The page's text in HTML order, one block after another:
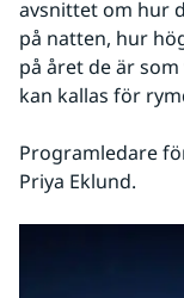
avsnittet om hur
på natten, hur
på året de är
kan kallas för
Programledare
Priya Eklund.